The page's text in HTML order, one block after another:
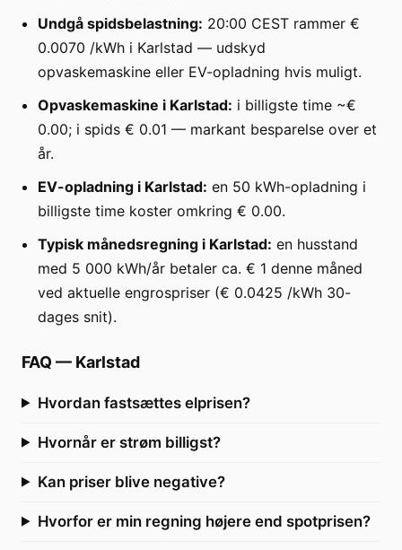
Undgå spidsbelastning: 20:00 CEST rammer €
0.0070 /kWh i Karlstad — udskyd
opvaskemaskine eller EV-opladning hvis muligt.
Opvaskemaskine i Karlstad: i billigste time ~€
0.00; i spids € 0.01 — markant besparelse over et
år.
EV-opladning i Karlstad: en 50 kWh-opladning i
billigste time koster omkring € 0.00.
Typisk månedsregning i Karlstad: en husstand
med 5 000 kWh/år betaler ca. € 1 denne måned
ved aktuelle engrospriser (€ 0.0425 /kWh 30-
dages snit).
FAQ — Karlstad
Hvordan fastsættes elprisen?
Hvornår er strøm billigst?
Kan priser blive negative?
Hvorfor er min regning højere end spotprisen?